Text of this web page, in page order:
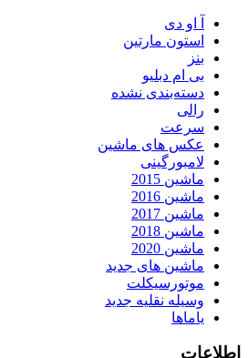
آ او دی
استون مارتین
بنز
بی ام دبلیو
دسته‌بندی نشده
رالی
سرعت
عکس های ماشین
لامبورگینی
ماشین 2015
ماشین 2016
ماشین 2017
ماشین 2018
ماشین 2020
ماشین های جدید
موتورسیکلت
وسیله نقلیه جدید
یاماها
اطلاعات